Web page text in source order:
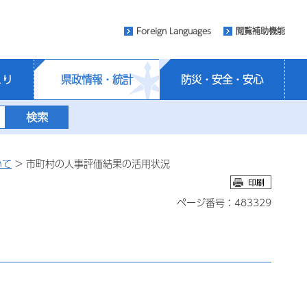
Foreign Languages 閲覧補助機能
県政情報・統計 防災・安全・安心
> 市町村の人事評価結果の活用状況
ページ番号：483329